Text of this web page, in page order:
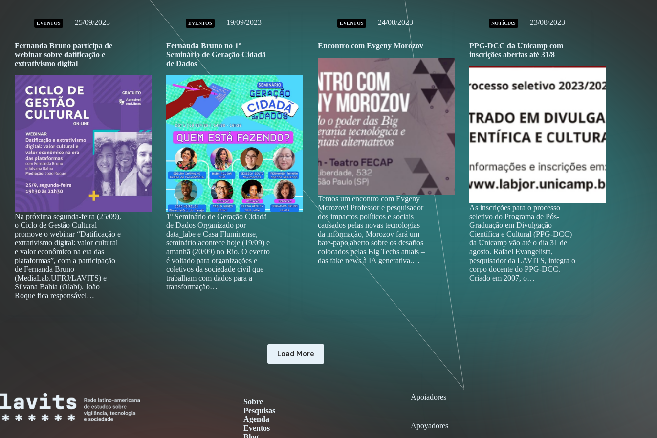
EVENTOS 25/09/2023
Fernanda Bruno participa de
webinar sobre datificação e
extrativismo digital
Na próxima segunda-feira (25/09),
o Ciclo de Gestão Cultural
promove o webinar “Datificação e
extrativismo digital: valor cultural
e valor econômico na era das
plataformas”, com a participação
de Fernanda Bruno
(MediaLab.UFRJ/LAVITS) e
Silvana Bahia (Olabi). João
Roque fica responsável…
EVENTOS 19/09/2023
Fernanda Bruno no 1º
Seminário de Geração Cidadã
de Dados
1º Seminário de Geração Cidadã
de Dados Organizado por
data_labe e Casa Fluminense,
seminário acontece hoje (19/09) e
amanhã (20/09) no Rio. O evento
é voltado para organizações e
coletivos da sociedade civil que
trabalham com dados para a
transformação…
EVENTOS 24/08/2023
Encontro com Evgeny Morozov
Temos um encontro com Evgeny
Morozov! Professor e pesquisador
dos impactos políticos e sociais
causados pelas novas tecnologias
da informação, Morozov fará um
bate-papo aberto sobre os desafios
colocados pelas Big Techs atuais –
das fake news à IA generativa.…
NOTÍCIAS 23/08/2023
PPG-DCC da Unicamp com
inscrições abertas até 31/8
As inscrições para o processo
seletivo do Programa de Pós-
Graduação em Divulgação
Científica e Cultural (PPG-DCC)
da Unicamp vão até o dia 31 de
agosto. Rafael Evangelista,
pesquisador da LAVITS, integra o
corpo docente do PPG-DCC.
Criado em 2007, o…
Load More
Sobre
Pesquisas
Agenda
Eventos
Apoiadores
Apoyadores